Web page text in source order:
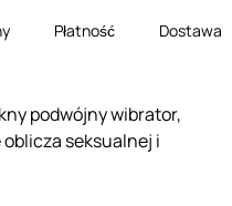
Płatność Dostawa
podwójny wibrator,
seksualnej i